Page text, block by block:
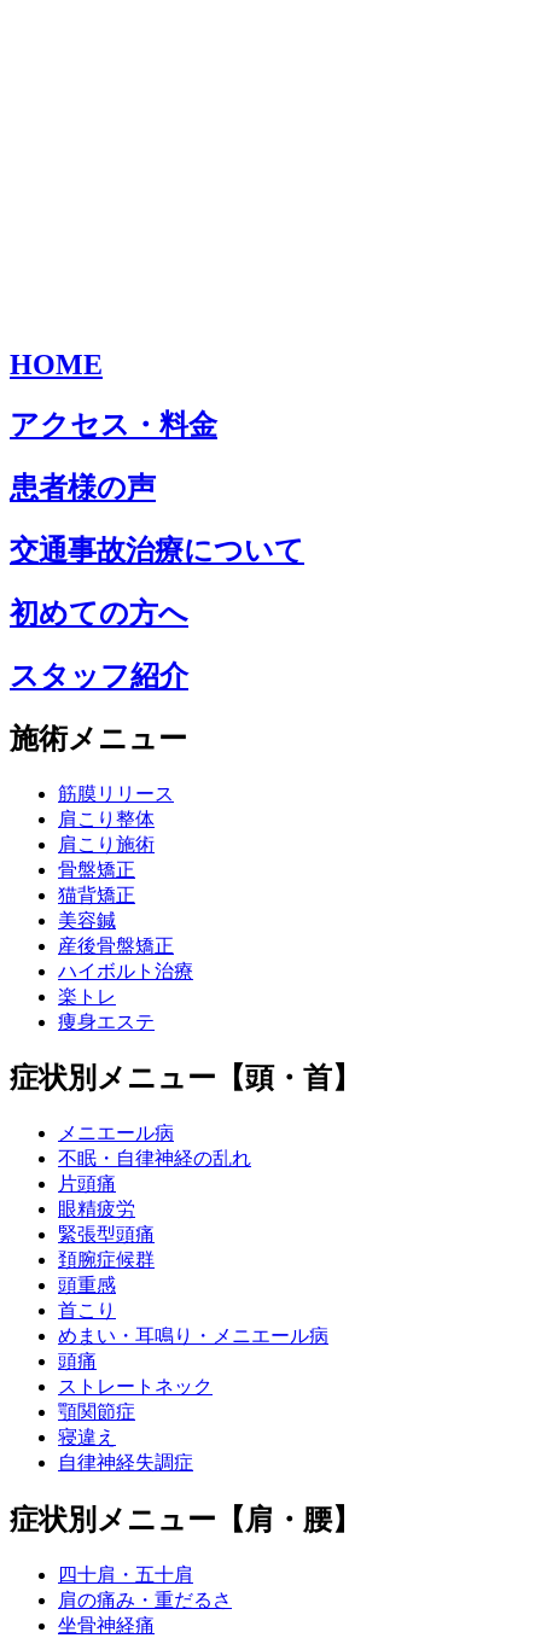
HOME
アクセス・料金
患者様の声
交通事故治療について
初めての方へ
スタッフ紹介
施術メニュー
筋膜リリース
肩こり整体
肩こり施術
骨盤矯正
猫背矯正
美容鍼
産後骨盤矯正
ハイボルト治療
楽トレ
痩身エステ
症状別メニュー【頭・首】
メニエール病
不眠・自律神経の乱れ
片頭痛
眼精疲労
緊張型頭痛
頚腕症候群
頭重感
首こり
めまい・耳鳴り・メニエール病
頭痛
ストレートネック
顎関節症
寝違え
自律神経失調症
症状別メニュー【肩・腰】
四十肩・五十肩
肩の痛み・重だるさ
坐骨神経痛